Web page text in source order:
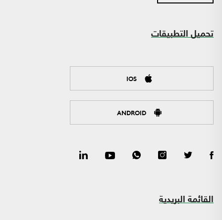
تحميل التطبيقات
IOS
ANDROID
القائمة البريدية